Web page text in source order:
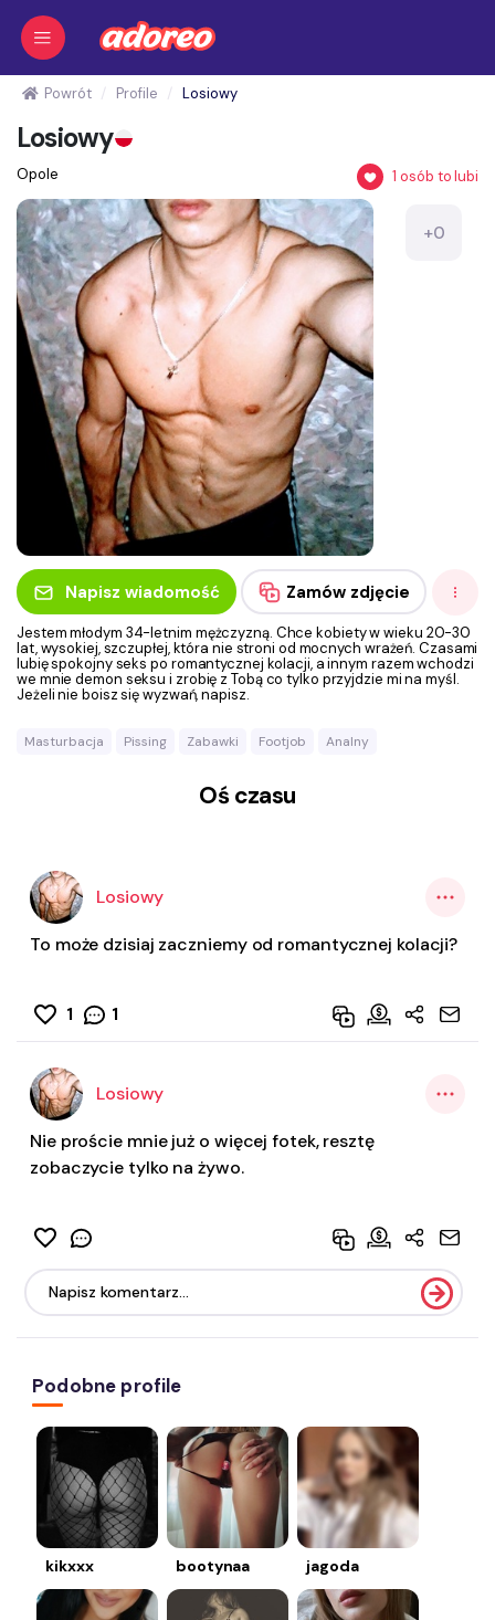
Powrót Profile Losiowy
Losiowy
Opole 1 osób to lubi
+0
Napisz wiadomość Zamów zdjęcie
Jestem młodym 34-letnim mężczyzną. Chce kobiety w wieku 20-30
lat, wysokiej, szczupłej, która nie stroni od mocnych wrażeń. Czasami
lubię spokojny seks po romantycznej kolacji, a innym razem wchodzi
we mnie demon seksu i zrobię z Tobą co tylko przyjdzie mi na myśl.
Jeżeli nie boisz się wyzwań, napisz.
Masturbacja Pissing Zabawki Footjob Analny
Oś czasu
Losiowy
To może dzisiaj zaczniemy od romantycznej kolacji?
1 1
Losiowy
Nie proście mnie już o więcej fotek, resztę
zobaczycie tylko na żywo.
Podobne profile
kikxxx bootynaa jagoda